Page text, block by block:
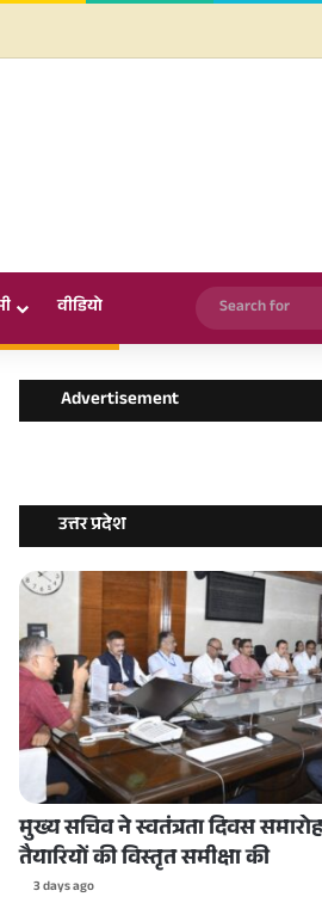
वीडियो
Advertisement
उत्तर प्रदेश
मुख्य सचिव ने स्वतंत्रता दिवस
तैयारियों की विस्तृत समीक्षा की
3 days ago